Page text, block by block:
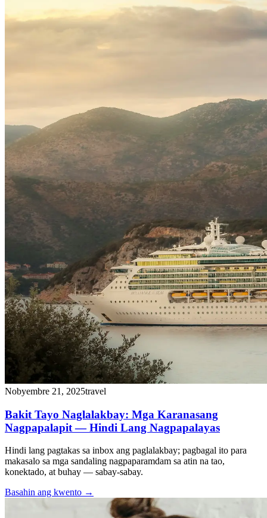
Nobyembre 21, 2025travel
Bakit Tayo Naglalakbay: Mga Karanasang
Nagpapalapit — Hindi Lang Nagpapalayas
Hindi lang pagtakas sa inbox ang paglalakbay; pagbagal ito para
makasalo sa mga sandaling nagpaparamdam sa atin na tao,
konektado, at buhay — sabay-sabay.
Basahin ang kwento →